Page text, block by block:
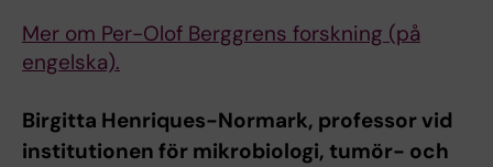
Mer om Per-Olof Berggrens forskning (på
engelska).
Birgitta Henriques-Normark, professor vid
institutionen för mikrobiologi, tumör- och